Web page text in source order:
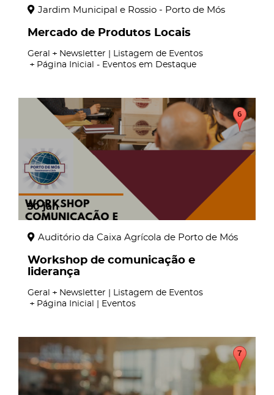
Jardim Municipal e Rossio - Porto de Mós
Mercado de Produtos Locais
Geral
Newsletter | Listagem de Eventos
Página Inicial - Eventos em Destaque
30 jan
Auditório da Caixa Agrícola de Porto de Mós
Workshop de comunicação e
liderança
Geral
Newsletter | Listagem de Eventos
Página Inicial | Eventos
page